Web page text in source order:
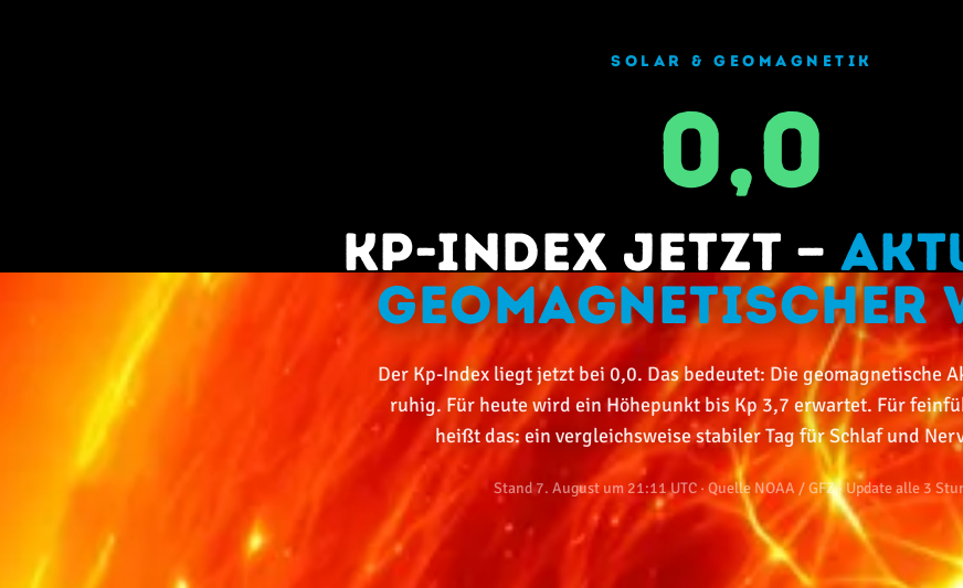
SOLAR & GEOMAGNETIK
0,0
Kp-Index jetzt —
geomagnetischer
Der Kp-Index liegt jetzt bei 0,0. Das bedeutet: Die geomagnetische
ruhig. Für heute wird ein Höhepunkt bis Kp 3,7 erwartet. Für
heißt das: ein vergleichsweise stabiler Tag für Schlaf und
Stand 7. August um 21:11 UTC· Quelle NOAA / GFZ · Update alle 3